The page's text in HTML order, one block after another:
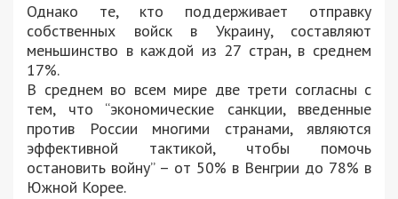
Однако те, кто поддерживает отправку
собственных войск в Украину, составляют
меньшинство в каждой из 27 стран, в среднем
17%.
В среднем во всем мире две трети согласны с
тем, что “экономические санкции, введенные
против России многими странами, являются
эффективной тактикой, чтобы помочь
остановить войну” – от 50% в Венгрии до 78% в
Южной Корее.